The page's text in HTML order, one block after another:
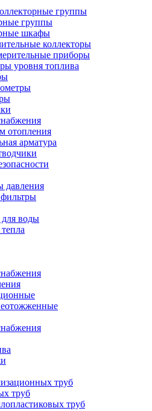
группы
группы
шкафы
коллекторы
приборы
уровня топлива
отопления
арматура
давления
воды
труб
труб
труб